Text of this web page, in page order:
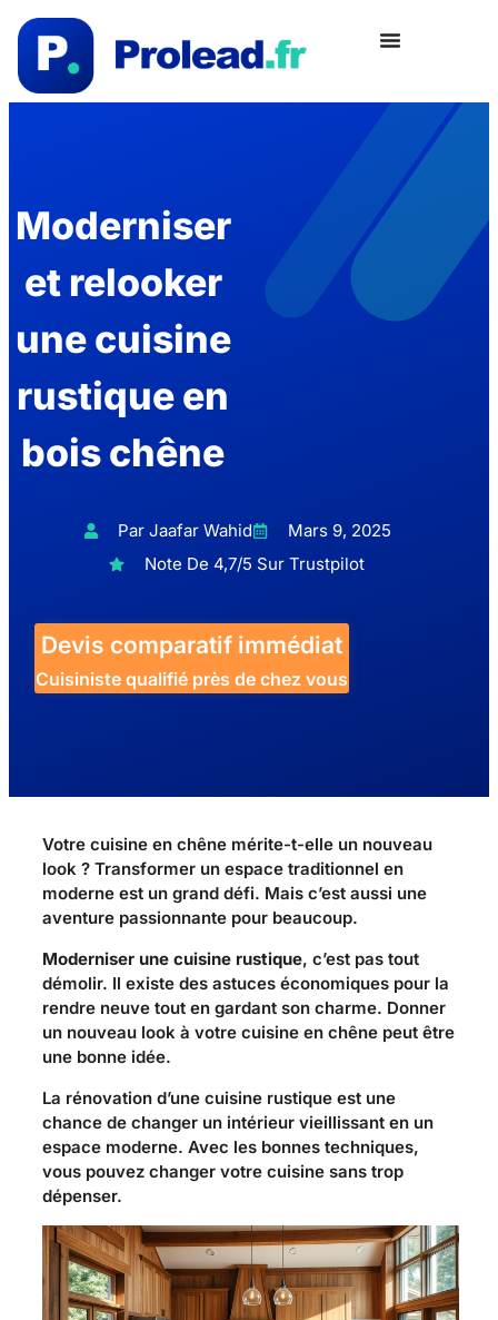
Moderniser
et relooker
une cuisine
rustique en
bois chêne
Par Jaafar Wahid
Mars 9, 2025
Note De 4,7/5 Sur Trustpilot
Devis comparatif immédiat
Cuisiniste qualifié près de chez vous
Votre cuisine en chêne mérite-t-elle un nouveau
look ? Transformer un espace traditionnel en
moderne est un grand défi. Mais c’est aussi une
aventure passionnante pour beaucoup.
Moderniser une cuisine rustique, c’est pas tout
démolir. Il existe des astuces économiques pour la
rendre neuve tout en gardant son charme. Donner
un nouveau look à votre cuisine en chêne peut être
une bonne idée.
La rénovation d’une cuisine rustique est une
chance de changer un intérieur vieillissant en un
espace moderne. Avec les bonnes techniques,
vous pouvez changer votre cuisine sans trop
dépenser.